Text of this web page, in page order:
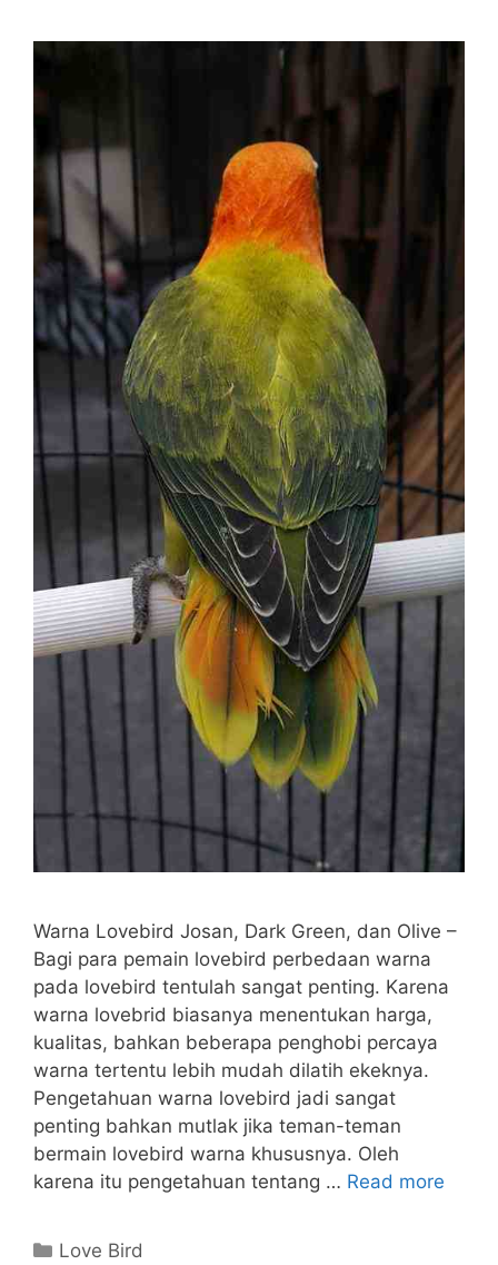
Warna Lovebird Josan, Dark Green, dan Olive –
Bagi para pemain lovebird perbedaan warna
pada lovebird tentulah sangat penting. Karena
warna lovebrid biasanya menentukan harga,
kualitas, bahkan beberapa penghobi percaya
warna tertentu lebih mudah dilatih ekeknya.
Pengetahuan warna lovebird jadi sangat
penting bahkan mutlak jika teman-teman
bermain lovebird warna khususnya. Oleh
karena itu pengetahuan tentang … Read more
Categories
Love Bird